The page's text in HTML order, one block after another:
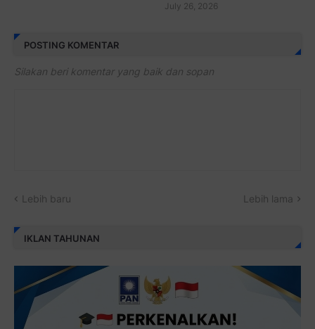
July 26, 2026
POSTING KOMENTAR
Silakan beri komentar yang baik dan sopan
Lebih baru Lebih lama
IKLAN TAHUNAN